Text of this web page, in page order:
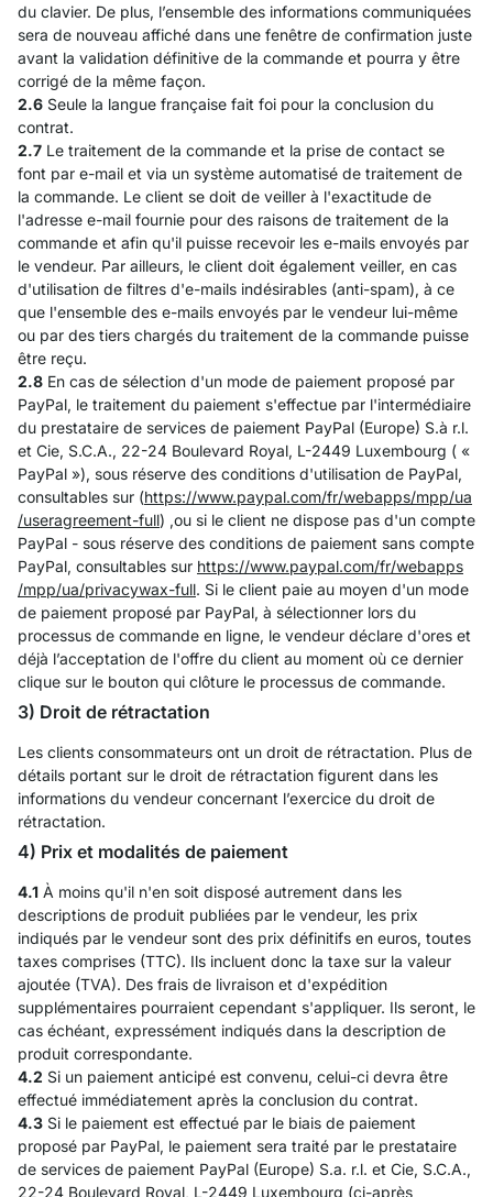
du clavier. De plus, l’ensemble des informations communiquées
sera de nouveau affiché dans une fenêtre de confirmation juste
avant la validation définitive de la commande et pourra y être
corrigé de la même façon.
2.6 Seule la langue française fait foi pour la conclusion du
contrat.
2.7 Le traitement de la commande et la prise de contact se
font par e-mail et via un système automatisé de traitement de
la commande. Le client se doit de veiller à l'exactitude de
l'adresse e-mail fournie pour des raisons de traitement de la
commande et afin qu'il puisse recevoir les e-mails envoyés par
le vendeur. Par ailleurs, le client doit également veiller, en cas
d'utilisation de filtres d'e-mails indésirables (anti-spam), à ce
que l'ensemble des e-mails envoyés par le vendeur lui-même
ou par des tiers chargés du traitement de la commande puisse
être reçu.
2.8 En cas de sélection d'un mode de paiement proposé par
PayPal, le traitement du paiement s'effectue par l'intermédiaire
du prestataire de services de paiement PayPal (Europe) S.à r.l.
et Cie, S.C.A., 22-24 Boulevard Royal, L-2449 Luxembourg ( «
PayPal »), sous réserve des conditions d'utilisation de PayPal,
consultables sur (https://www.paypal.com/fr/webapps/mpp/ua
/useragreement-full) ,ou si le client ne dispose pas d'un compte
PayPal - sous réserve des conditions de paiement sans compte
PayPal, consultables sur https://www.paypal.com/fr/webapps
/mpp/ua/privacywax-full. Si le client paie au moyen d'un mode
de paiement proposé par PayPal, à sélectionner lors du
processus de commande en ligne, le vendeur déclare d'ores et
déjà l’acceptation de l'offre du client au moment où ce dernier
clique sur le bouton qui clôture le processus de commande.
3) Droit de rétractation
Les clients consommateurs ont un droit de rétractation. Plus de
détails portant sur le droit de rétractation figurent dans les
informations du vendeur concernant l’exercice du droit de
rétractation.
4) Prix et modalités de paiement
4.1 À moins qu'il n'en soit disposé autrement dans les
descriptions de produit publiées par le vendeur, les prix
indiqués par le vendeur sont des prix définitifs en euros, toutes
taxes comprises (TTC). Ils incluent donc la taxe sur la valeur
ajoutée (TVA). Des frais de livraison et d'expédition
supplémentaires pourraient cependant s'appliquer. Ils seront, le
cas échéant, expressément indiqués dans la description de
produit correspondante.
4.2 Si un paiement anticipé est convenu, celui-ci devra être
effectué immédiatement après la conclusion du contrat.
4.3 Si le paiement est effectué par le biais de paiement
proposé par PayPal, le paiement sera traité par le prestataire
de services de paiement PayPal (Europe) S.a. r.l. et Cie, S.C.A.,
22-24 Boulevard Royal, L-2449 Luxembourg (ci-après